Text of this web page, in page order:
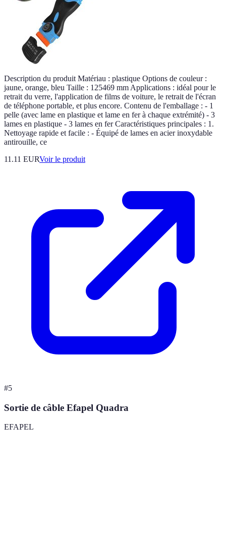
Description du produit Matériau : plastique Options de couleur :
jaune, orange, bleu Taille : 125469 mm Applications : idéal pour le
retrait du verre, l'application de films de voiture, le retrait de l'écran
de téléphone portable, et plus encore. Contenu de l'emballage : - 1
pelle (avec lame en plastique et lame en fer à chaque extrémité) - 3
lames en plastique - 3 lames en fer Caractéristiques principales : 1.
Nettoyage rapide et facile : - Équipé de lames en acier inoxydable
antirouille, ce
11.11 EURVoir le produit
#5
Sortie de câble Efapel Quadra
EFAPEL